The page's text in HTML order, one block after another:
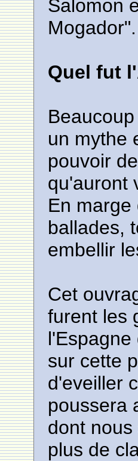
Salomon
Mogador".
Quel fut
un mythe
pouvoir
qu'auront
En
ballades,
embellir
Cet
furent les
sur cette
d'eveiller
poussera
dont
plus de